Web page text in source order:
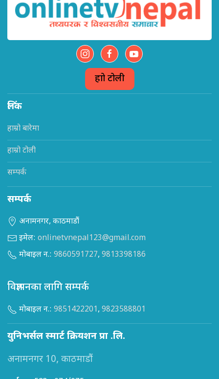
हाम्रो टोली
लिंक
हाम्रो बारेमा
हाम्रो टोली
सम्पर्क
सम्पर्क
अनामनगर, काठमाडौं
इमेल: onlinetvnepal123@gmail.com
मोबाइल न.: 9860591727, 9813398186
विज्ञापनका लागि सम्पर्क
मोबाइल न.: 9851422201, 9823588801
युनिभर्सल स्मार्ट क्रियशन प्रा .लि.
अनामनगर 10, काठमाडौं